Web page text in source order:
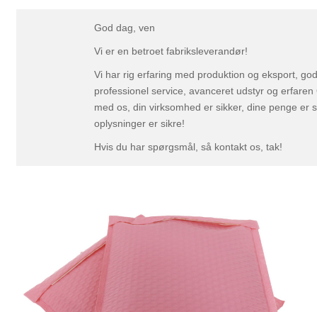
God dag, ven
Vi er en betroet fabriksleverandør!
Vi har rig erfaring med produktion og eksport,
professionel service, avanceret udstyr og erfaren
med os, din virksomhed er sikker, dine penge er
oplysninger er sikre!
Hvis du har spørgsmål, så kontakt os, tak!